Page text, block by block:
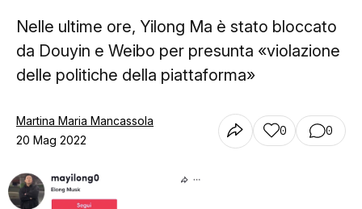
Contatti
Nelle ultime ore, Yilong Ma è stato bloccato
da Douyin e Weibo per presunta «violazione
delle politiche della piattaforma»
Martina Maria Mancassola
20 Mag 2022
0 0